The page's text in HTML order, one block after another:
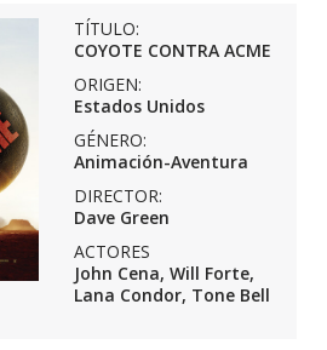
TÍTULO:
COYOTE CONTRA ACME
ORIGEN:
Estados Unidos
GÉNERO:
Animación-Aventura
DIRECTOR:
Dave Green
ACTORES
John Cena, Will Forte,
Lana Condor, Tone Bell